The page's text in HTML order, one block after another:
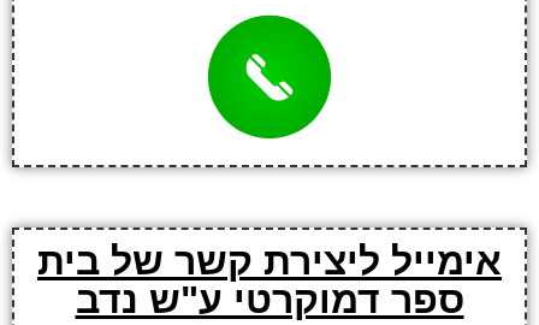
אימייל ליצירת קשר של בית
ספר דמוקרטי ע"ש נדב